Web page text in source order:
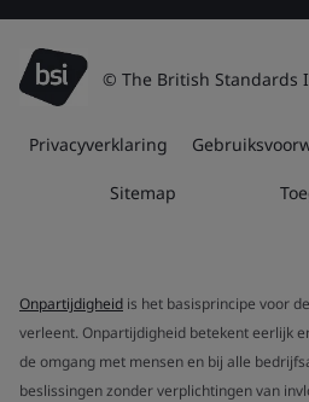
© The British Standards
Privacyverklaring
Sitemap
Onpartijdigheid is het basisprincipe voor
verleent. Onpartijdigheid betekent eerlijk
de omgang met mensen en bij alle
beslissingen zonder verplichtingen van